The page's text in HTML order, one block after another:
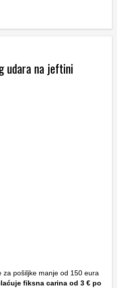
udara na jeftini
za pošiljke manje od 150 eura
fiksna carina od 3 € po